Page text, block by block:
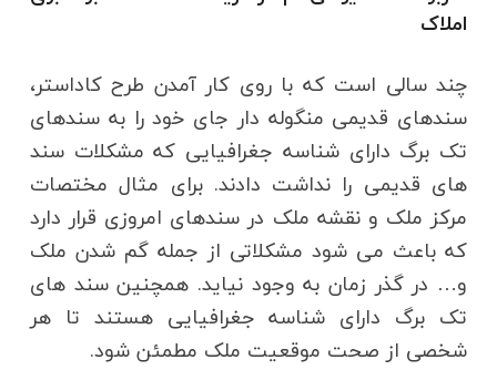
املاک
چند سالی است که با روی کار آمدن طرح کاداستر،
سندهای قدیمی منگوله دار جای خود را به سندهای
تک برگ دارای شناسه جغرافیایی که مشکلات سند
های قدیمی را نداشت دادند. برای مثال مختصات
مرکز ملک و نقشه ملک در سندهای امروزی قرار دارد
که باعث می شود مشکلاتی از جمله گم شدن ملک
و… در گذر زمان به وجود نیاید. همچنین سند های
تک برگ دارای شناسه جغرافیایی هستند تا هر
شخصی از صحت موقعیت ملک مطمئن شود.